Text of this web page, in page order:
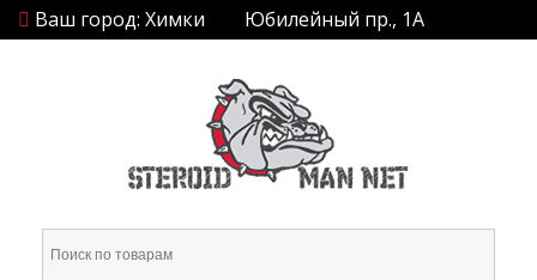
Ваш город: Химки Юбилейный пр., 1А